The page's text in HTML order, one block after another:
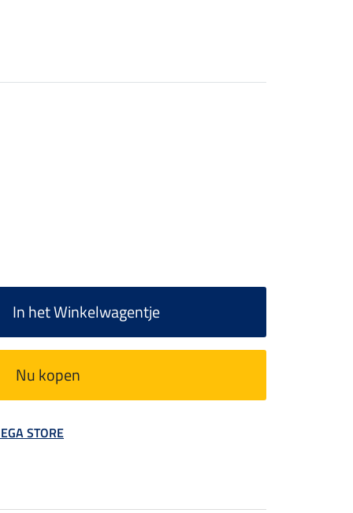
In het Winkelwagentje
Nu kopen
STORE